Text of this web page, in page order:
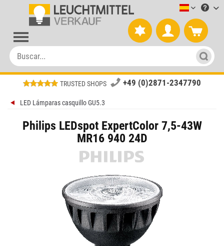
TRUSTED SHOPS +49 (0)2871-2347790
LED Lámparas casquillo GU5.3
Philips LEDspot ExpertColor 7,5-43W
MR16 940 24D